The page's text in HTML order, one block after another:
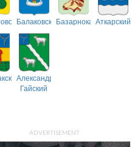
БалаковскийБазарнокарабулакский
Аткарский
Александрово-
Гайский
ADVERTISEMENT